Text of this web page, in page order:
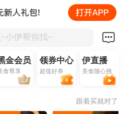
小伊帮你找~
金会员
食尊享
领券中心
超值好券
伊直播
美食随心挑
跟着买就对了